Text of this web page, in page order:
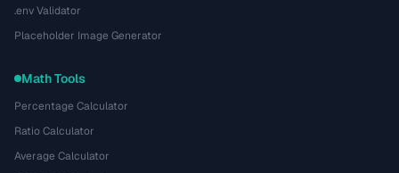
.env Validator
Placeholder Image Generator
Math Tools
Percentage Calculator
Ratio Calculator
Average Calculator